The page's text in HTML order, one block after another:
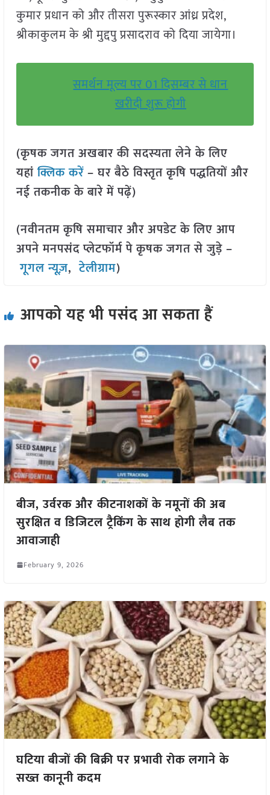
कुमार प्रधान को और तीसरा पुरूस्कार आंध्र प्रदेश,
श्रीकाकुलम के श्री मुद्दपु प्रसादराव को दिया जायेगा।
समर्थन मूल्य पर 01 दिसम्बर से धान
खरीदी शुरू होगी
(कृषक जगत अखबार की सदस्यता लेने के लिए
यहांक्लिक करें– घर बैठे विस्तृत कृषि पद्धतियों और
नई तकनीक के बारे में पढ़ें)
(नवीनतम कृषि समाचार और अपडेट के लिए आप
अपने मनपसंद प्लेटफॉर्म पे कृषक जगत से जुड़े –
गूगल न्यूज़,टेलीग्राम)
आपको यह भी पसंद आ सकता हैं
बीज, उर्वरक और कीटनाशकों के नमूनों की अब
सुरक्षित व डिजिटल ट्रैकिंग के साथ होगी लैब तक
आवाजाही
February 9, 2026
घटिया बीजों की बिक्री पर प्रभावी रोक लगाने के
सख्त कानूनी कदम